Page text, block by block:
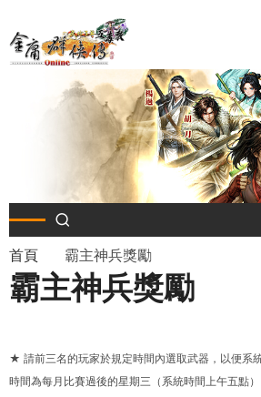
至
導
航
結
首頁 霸主神兵獎勵
霸主神兵獎勵
★ 請前三名的玩家於規定時間內選取武器，以便系
時間為每月比賽過後的星期三（系統時間上午五點